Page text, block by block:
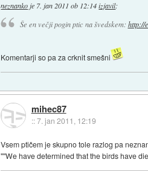
neznankoje 7. jan 2011 ob 12:14 izjavil:
Še en večji pogin ptic na švedskem: http://
Komentarji so pa za crknit smešni
mihec87
::7. jan 2011, 12:19
Vsem ptičem je skupno tole razlog pa
""We have determined that the birds have